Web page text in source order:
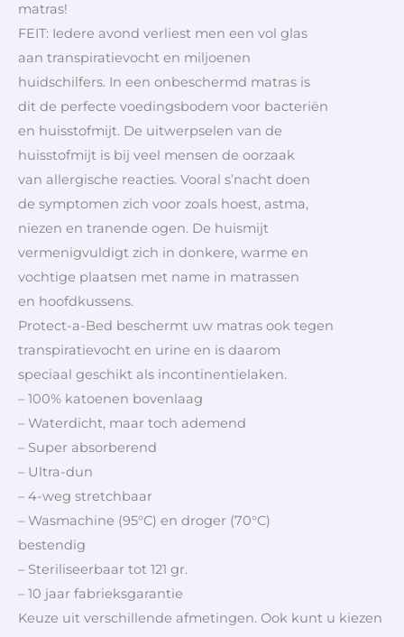
matras!
FEIT: Iedere avond verliest men een vol glas
aan transpiratievocht en miljoenen
huidschilfers. In een onbeschermd matras is
dit de perfecte voedingsbodem voor bacteriën
en huisstofmijt. De uitwerpselen van de
huisstofmijt is bij veel mensen de oorzaak
van allergische reacties. Vooral s’nacht doen
de symptomen zich voor zoals hoest, astma,
niezen en tranende ogen. De huismijt
vermenigvuldigt zich in donkere, warme en
vochtige plaatsen met name in matrassen
en hoofdkussens.
Protect-a-Bed beschermt uw matras ook tegen
transpiratievocht en urine en is daarom
speciaal geschikt als incontinentielaken.
– 100% katoenen bovenlaag
– Waterdicht, maar toch ademend
– Super absorberend
– Ultra-dun
– 4-weg stretchbaar
– Wasmachine (95°C) en droger (70°C)
bestendig
– Steriliseerbaar tot 121 gr.
– 10 jaar fabrieksgarantie
Keuze uit verschillende afmetingen. Ook kunt u kiezen